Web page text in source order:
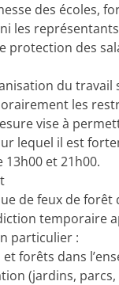
des écoles,
les
protection des
du
les
vise à
lequel il est
et 21h00.
de feux de
temporaire
particulier :
et forêts dans
(jardins,